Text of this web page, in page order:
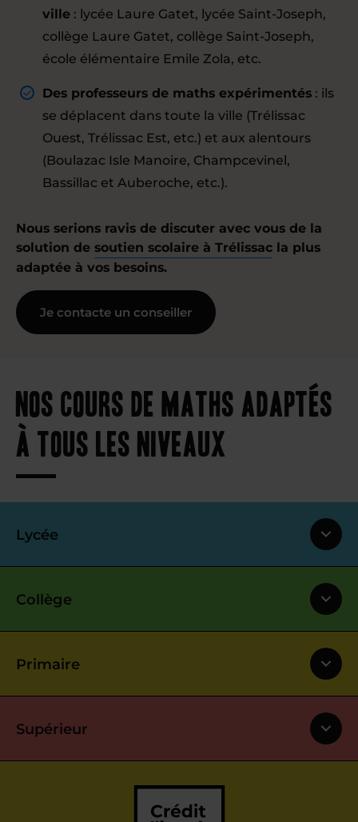
ville : lycée Laure Gatet, lycée Saint-Joseph,
collège Laure Gatet, collège Saint-Joseph,
école élémentaire Emile Zola, etc.
Des professeurs de maths expérimentés : ils
se déplacent dans toute la ville (Trélissac
Ouest, Trélissac Est, etc.) et aux alentours
(Boulazac Isle Manoire, Champcevinel,
Bassillac et Auberoche, etc.).
Nous serions ravis de discuter avec vous de la
solution de soutien scolaire à Trélissac la plus
adaptée à vos besoins.
Je contacte un conseiller
Nos cours de maths adaptés
à tous les niveaux
Lycée
Collège
Primaire
Supérieur